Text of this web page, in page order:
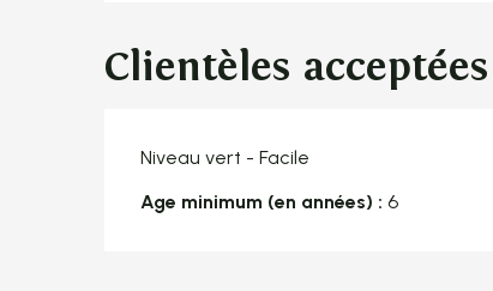
Clientèles acceptées
Niveau vert - Facile
Age minimum (en années) : 6